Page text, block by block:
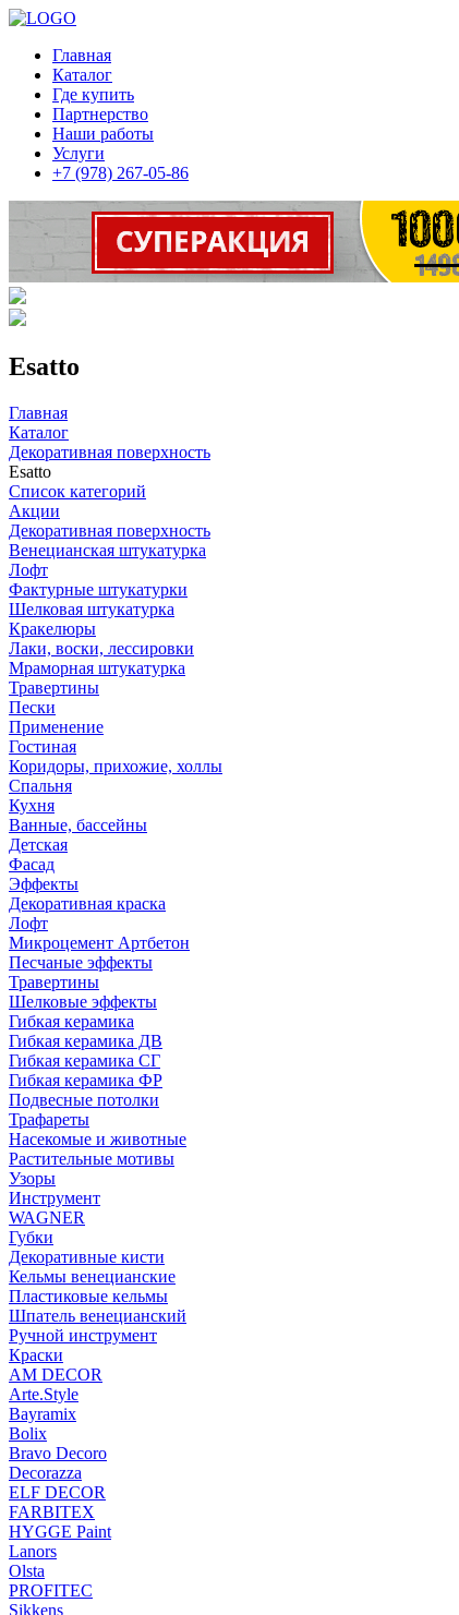
Главная
Каталог
Где купить
Партнерство
Наши работы
Услуги
+7 (978) 267-05-86
Esatto
Главная
Каталог
Декоративная поверхность
Esatto
Список категорий
Акции
Декоративная поверхность
Венецианская штукатурка
Лофт
Фактурные штукатурки
Шелковая штукатурка
Кракелюры
Лаки, воски, лессировки
Мраморная штукатурка
Травертины
Пески
Применение
Гостиная
Коридоры, прихожие, холлы
Спальня
Кухня
Ванные, бассейны
Детская
Фасад
Эффекты
Декоративная краска
Лофт
Микроцемент Артбетон
Песчаные эффекты
Травертины
Шелковые эффекты
Гибкая керамика
Гибкая керамика ДВ
Гибкая керамика СГ
Гибкая керамика ФР
Подвесные потолки
Трафареты
Насекомые и животные
Растительные мотивы
Узоры
Инструмент
WAGNER
Губки
Декоративные кисти
Кельмы венецианские
Пластиковые кельмы
Шпатель венецианский
Ручной инструмент
Краски
AM DECOR
Arte.Style
Bayramix
Bolix
Bravo Decoro
Decorazza
ELF DECOR
FARBITEX
HYGGE Paint
Lanors
Olsta
PROFITEC
Sikkens